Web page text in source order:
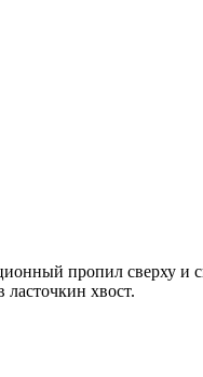
пропил сверху и
хвост.